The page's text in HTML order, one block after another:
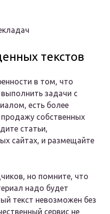
текстов
в том, что
задачи с
есть более
собственных
статьи,
сайтах, и размещайте
но помните, что
надо будет
текст невозможен без
сервис не